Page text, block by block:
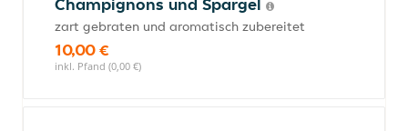
zart gebraten und aromatisch zubereitet
10,00 €
inkl. Pfand (0,00 €)